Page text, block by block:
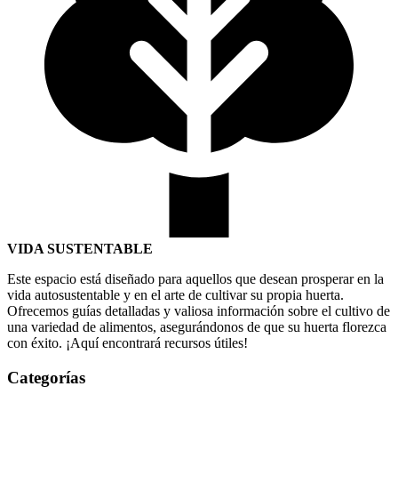
VIDA SUSTENTABLE
Este espacio está diseñado para aquellos que desean prosperar en la
vida autosustentable y en el arte de cultivar su propia huerta.
Ofrecemos guías detalladas y valiosa información sobre el cultivo de
una variedad de alimentos, asegurándonos de que su huerta florezca
con éxito. ¡Aquí encontrará recursos útiles!
Categorías